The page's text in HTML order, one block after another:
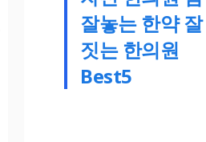
잘놓는 한약 잘
짓는 한의원
Best5